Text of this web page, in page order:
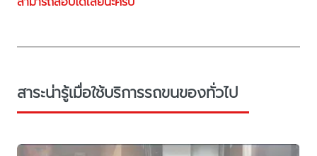
สาระน่ารู้เมื่อใช้บริการรถขนของทั่วไป